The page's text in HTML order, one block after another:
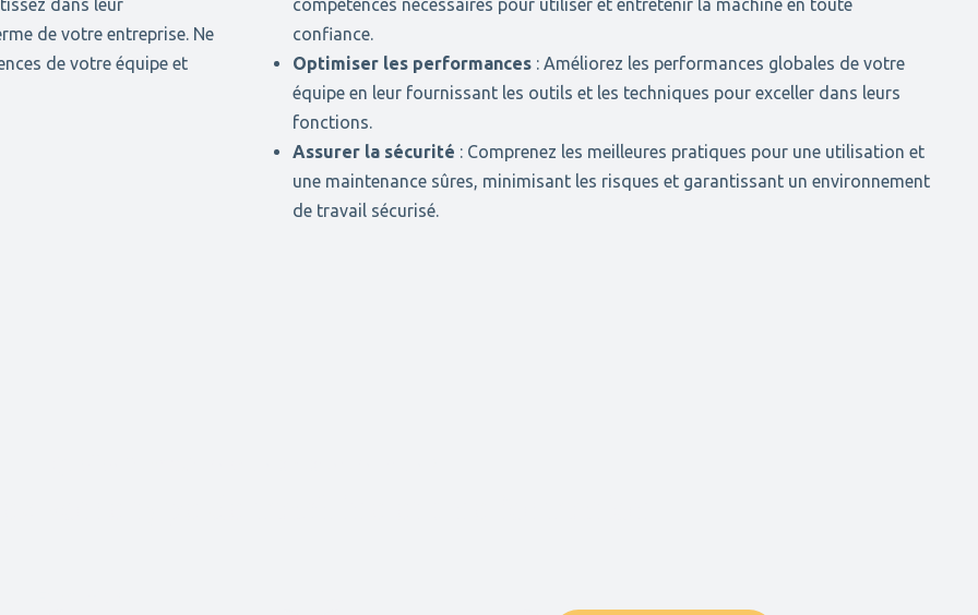
dans leur
de votre entreprise. Ne
de votre équipe et
compétences nécessaires pour utiliser et entretenir la machine en toute
confiance.
Optimiser les performances : Améliorez les performances globales de votre
équipe en leur fournissant les outils et les techniques pour exceller dans leurs
fonctions.
Assurer la sécurité : Comprenez les meilleures pratiques pour une utilisation et
une maintenance sûres, minimisant les risques et garantissant un environnement
de travail sécurisé.